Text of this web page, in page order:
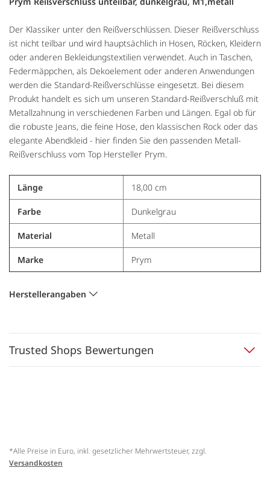
Der Klassiker unter den Reißverschlüssen. Dieser Reißverschluss
ist nicht teilbar und wird hauptsächlich in Hosen, Röcken, Kleidern
oder anderen Bekleidungstextilien verwendet. Auch in Taschen,
Federmäppchen, als Dekoelement oder anderen Anwendungen
werden die Standard-Reißverschlüsse eingesetzt. Bei diesem
Produkt handelt es sich um unseren Standard-Reißverschluß mit
Metallzahnung in verschiedenen Farben und Längen. Egal ob für
die robuste Jeans, die feine Hose, den klassischen Rock oder das
elegante Abendkleid - hier finden Sie den passenden Metall-
Reißverschluss vom Top Hersteller Prym.
Länge 18,00 cm
Farbe Dunkelgrau
Material Metall
Marke Prym
Herstellerangaben
Trusted Shops Bewertungen
*Alle Preise in Euro, inkl. gesetzlicher Mehrwertsteuer, zzgl.
Versandkosten